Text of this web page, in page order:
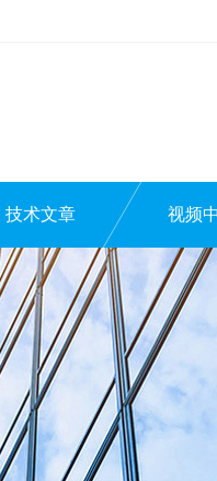
技术文章 视频